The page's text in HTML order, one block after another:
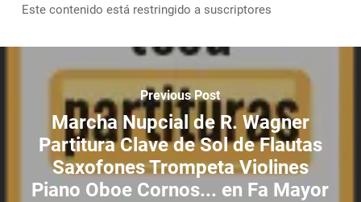
Este contenido está restringido a suscriptores
Previous Post
Marcha Nupcial de R. Wagner
Partitura Clave de Sol de Flautas
Saxofones Trompeta Violines
Piano Oboe Cornos... en Fa Mayor